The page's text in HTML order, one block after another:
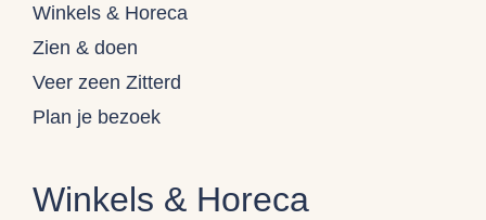
Winkels & Horeca
Zien & doen
Veer zeen Zitterd
Plan je bezoek
Winkels & Horeca